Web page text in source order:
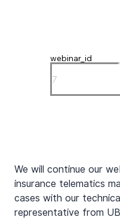
We will continue our
insurance telematics
cases with our
representative from
webinar_id